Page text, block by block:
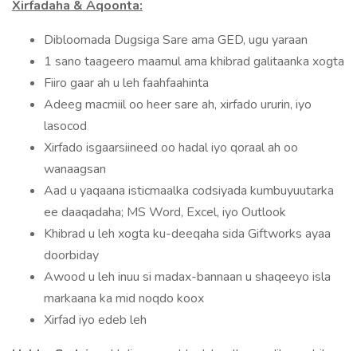
Xirfadaha & Aqoonta:
Dibloomada Dugsiga Sare ama GED, ugu yaraan
1 sano taageero maamul ama khibrad galitaanka xogta
Fiiro gaar ah u leh faahfaahinta
Adeeg macmiil oo heer sare ah, xirfado ururin, iyo
lasocod
Xirfado isgaarsiineed oo hadal iyo qoraal ah oo
wanaagsan
Aad u yaqaana isticmaalka codsiyada kumbuyuutarka
ee daaqadaha; MS Word, Excel, iyo Outlook
Khibrad u leh xogta ku-deeqaha sida Giftworks ayaa
doorbiday
Awood u leh inuu si madax-bannaan u shaqeeyo isla
markaana ka mid noqdo koox
Xirfad iyo edeb leh